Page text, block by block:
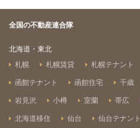
全国の不動産連合隊
北海道・東北
札幌
札幌賃貸 札幌テナント
函館テナント 函館住宅 千歳
岩見沢 小樽 室蘭 帯広
北海道移住 仙台 仙台テナント